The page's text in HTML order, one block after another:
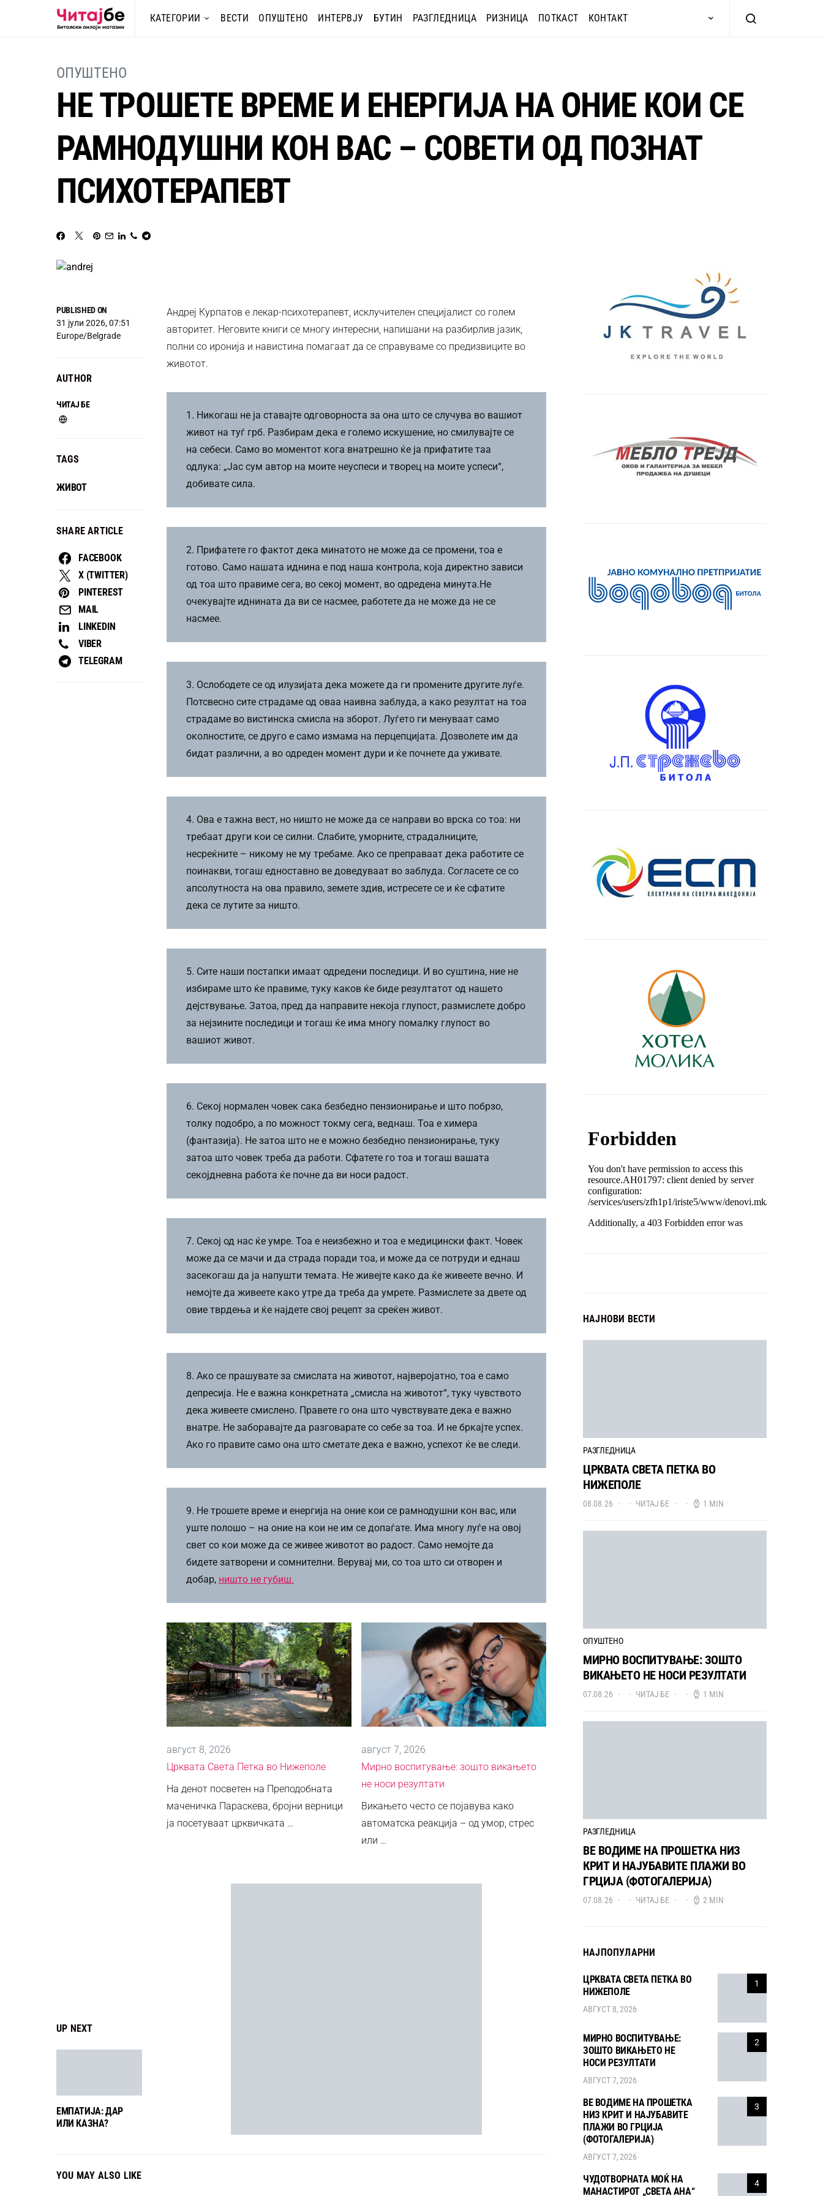
КАТЕГОРИИ ВЕСТИ ОПУШТЕНО ИНТЕРВЈУ БУТИН РАЗГЛЕДНИЦА РИЗНИЦА ПОТКАСТ КОНТАКТ
ОПУШТЕНО
НЕ ТРОШЕТЕ ВРЕМЕ И ЕНЕРГИЈА НА ОНИЕ КОИ СЕ
РАМНОДУШНИ КОН ВАС – СОВЕТИ ОД ПОЗНАТ
ПСИХОТЕРАПЕВТ
UP NEXT
ЕМПАТИЈА: ДАР
ИЛИ КАЗНА?
PUBLISHED ON
31 јули 2026, 07:51
Europe/Belgrade
AUTHOR
ЧИТАЈ БЕ
TAGS
ЖИВОТ
SHARE ARTICLE
FACEBOOK
X (TWITTER)
PINTEREST
MAIL
LINKEDIN
VIBER
TELEGRAM
Андреј Курпатов е лекар-психотерапевт, исклучителен специјалист со голем
авторитет. Неговите книги се многу интересни, напишани на разбирлив јазик,
полни со иронија и навистина помагаат да се справуваме со предизвиците во
животот.
1. Никогаш не ја ставајте одговорноста за она што се случува во вашиот
живот на туѓ грб. Разбирам дека е големо искушение, но смилувајте се
на себеси. Само во моментот кога внатрешно ќе ја прифатите таа
одлука: „Јас сум автор на моите неуспеси и творец на моите успеси“,
добивате сила.
2. Прифатете го фактот дека минатото не може да се промени, тоа е
готово. Само нашата иднина е под наша контрола, која директно зависи
од тоа што правиме сега, во секој момент, во одредена минута.Не
очекувајте иднината да ви се насмее, работете да не може да не се
насмее.
3. Ослободете се од илузијата дека можете да ги промените другите луѓе.
Потсвесно сите страдаме од оваа наивна заблуда, а како резултат на тоа
страдаме во вистинска смисла на зборот. Луѓето ги менуваат само
околностите, се друго е само измама на перцепцијата. Дозволете им да
бидат различни, а во одреден момент дури и ќе почнете да уживате.
4. Ова е тажна вест, но ништо не може да се направи во врска со тоа: ни
требаат други кои се силни. Слабите, уморните, страдалниците,
несреќните – никому не му требаме. Ако се преправаат дека работите се
поинакви, тогаш едноставно ве доведуваат во заблуда. Согласете се со
апсолутноста на ова правило, земете здив, истресете се и ќе сфатите
дека се лутите за ништо.
5. Сите наши постапки имаат одредени последици. И во суштина, ние не
избираме што ќе правиме, туку каков ќе биде резултатот од нашето
дејствување. Затоа, пред да направите некоја глупост, размислете добро
за нејзините последици и тогаш ќе има многу помалку глупост во
вашиот живот.
6. Секој нормален човек сака безбедно пензионирање и што побрзо,
толку подобро, а по можност токму сега, веднаш. Тоа е химера
(фантазија). Не затоа што не е можно безбедно пензионирање, туку
затоа што човек треба да работи. Сфатете го тоа и тогаш вашата
секојдневна работа ќе почне да ви носи радост.
7. Секој од нас ќе умре. Тоа е неизбежно и тоа е медицински факт. Човек
може да се мачи и да страда поради тоа, и може да се потруди и еднаш
засекогаш да ја напушти темата. Не живејте како да ќе живеете вечно. И
немојте да живеете како утре да треба да умрете. Размислете за двете од
овие тврдења и ќе најдете свој рецепт за среќен живот.
8. Ако се прашувате за смислата на животот, најверојатно, тоа е само
депресија. Не е важна конкретната „смисла на животот“, туку чувството
дека живеете смислено. Правете го она што чувствувате дека е важно
внатре. Не заборавајте да разговарате со себе за тоа. И не бркајте успех.
Ако го правите само она што сметате дека е важно, успехот ќе ве следи.
9. Не трошете време и енергија на оние кои се рамнодушни кон вас, или
уште полошо – на оние на кои не им се допаѓате. Има многу луѓе на овој
свет со кои може да се живее животот во радост. Само немојте да
бидете затворени и сомнителни. Верувај ми, со тоа што си отворен и
добар, ништо не губиш.
август 8, 2026
Црквата Света Петка во Нижеполе
На денот посветен на Преподобната
маченичка Параскева, бројни верници
ја посетуваат црквичката …
август 7, 2026
Мирно воспитување: зошто викањето
не носи резултати
Викањето често се појавува како
автоматска реакција – од умор, стрес
или …
YOU MAY ALSO LIKE
НАЈНОВИ ВЕСТИ
РАЗГЛЕДНИЦА
ЦРКВАТА СВЕТА ПЕТКА ВО
НИЖЕПОЛЕ
08.08.26 ЧИТАЈ БЕ 1 MIN
ОПУШТЕНО
МИРНО ВОСПИТУВАЊЕ: ЗОШТО
ВИКАЊЕТО НЕ НОСИ РЕЗУЛТАТИ
07.08.26 ЧИТАЈ БЕ 1 MIN
РАЗГЛЕДНИЦА
ВЕ ВОДИМЕ НА ПРОШЕТКА НИЗ
КРИТ И НАЈУБАВИТЕ ПЛАЖИ ВО
ГРЦИЈА (ФОТОГАЛЕРИЈА)
07.08.26 ЧИТАЈ БЕ 2 MIN
НАЈПОПУЛАРНИ
1
ЦРКВАТА СВЕТА ПЕТКА ВО
НИЖЕПОЛЕ
АВГУСТ 8, 2026
2
МИРНО ВОСПИТУВАЊЕ:
ЗОШТО ВИКАЊЕТО НЕ
НОСИ РЕЗУЛТАТИ
АВГУСТ 7, 2026
3
ВЕ ВОДИМЕ НА ПРОШЕТКА
НИЗ КРИТ И НАЈУБАВИТЕ
ПЛАЖИ ВО ГРЦИЈА
(ФОТОГАЛЕРИЈА)
АВГУСТ 7, 2026
4
ЧУДОТВОРНАТА МОЌ НА
МАНАСТИРОТ „СВЕТА АНА“